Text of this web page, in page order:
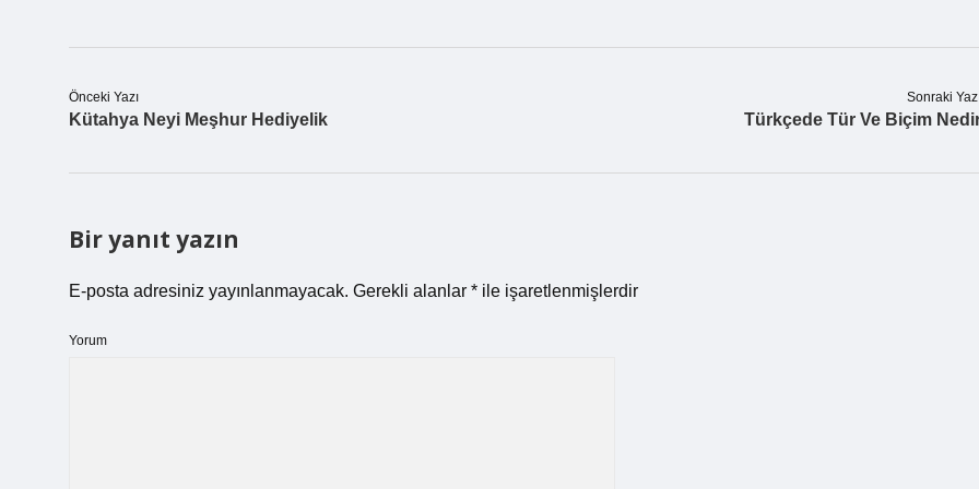
Önceki Yazı
Kütahya Neyi Meşhur Hediyelik
Sonraki
Türkçede Tür Ve Biçim
Bir yanıt yazın
E-posta adresiniz yayınlanmayacak. Gerekli alanlar * ile işaretlenmişlerdir
Yorum